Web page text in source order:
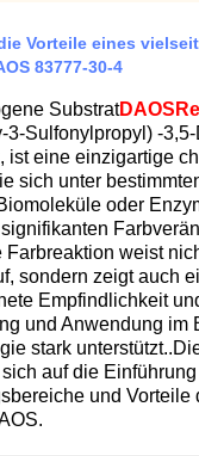
Vorteile eines
83777-30-4
SubstratDAOS
3-Sulfonylpropyl) -
ist eine einzigartige
sich unter
oder
Farbreaktion weist
sondern zeigt auch
Empfindlichkeit
und Anwendung im
stark
auf die
und Vorteile